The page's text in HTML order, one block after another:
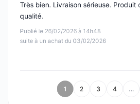
Publié le 26/02/2026 à 14h48
suite à un achat du 03/02/2026
Très bien. Livraison sérieuse. Produit
qualité.
1 2 3 4 …